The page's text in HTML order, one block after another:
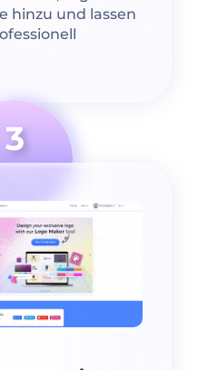
hinzu und lassen